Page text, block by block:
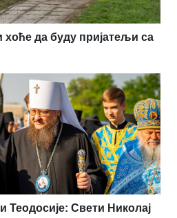
да буду пријатељи са
Теодосије: Свети Николај